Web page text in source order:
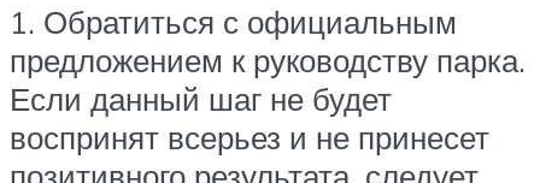
1. Обратиться с официальным
предложением к руководству парка.
Если данный шаг не будет
воспринят всерьез и не принесет